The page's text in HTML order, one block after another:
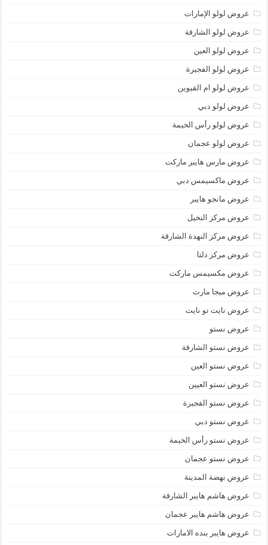
عروض لولو الإمارات
عروض لولو الشارقة
عروض لولو العين
عروض لولو الفجيرة
عروض لولو ام القيوين
عروض لولو دبي
عروض لولو رأس الخيمة
عروض لولو عجمان
عروض مارس هايبر ماركت
عروض ماكسيمس دبي
عروض مانجو هايبر
عروض مركز النخيل
عروض مركز النهدة الشارقة
عروض مركز دلتا
عروض مكسيمس ماركت
عروض ميجا مارت
عروض نايت تو نايت
عروض نستو
عروض نستو الشارقة
عروض نستو العين
عروض نستو العيين
عروض نستو الفجيرة
عروض نستو دبي
عروض نستو رأس الخيمة
عروض نستو عجمان
عروض نهضة المدينة
عروض هاشم هايبر الشارقة
عروض هاشم هايبر عجمان
عروض هايبر بنده الامارات